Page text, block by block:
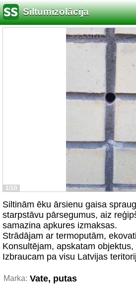
Siltumizolācija
1/10
Siltinām ēku ārsienu gaisa
starpstāvu pārsegumus, aiz
samazina apkures izmaksas.
Strādājam ar termoputām,
Konsultējam, apskatam
Izbraucam pa visu Latvijas
Marka: Vate, putas